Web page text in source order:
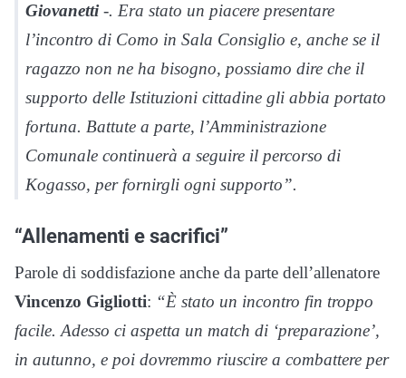
Giovanetti-. Era stato un piacere presentare
l’incontro di Como in Sala Consiglio e, anche se il
ragazzo non ne ha bisogno, possiamo dire che il
supporto delle Istituzioni cittadine gli abbia portato
fortuna. Battute a parte, l’Amministrazione
Comunale continuerà a seguire il percorso di
Kogasso, per fornirgli ogni supporto”.
“Allenamenti e sacrifici”
Parole di soddisfazione anche da parte dell’allenatore
Vincenzo Gigliotti: “È stato un incontro fin troppo
facile. Adesso ci aspetta un match di ‘preparazione’,
in autunno, e poi dovremmo riuscire a combattere per